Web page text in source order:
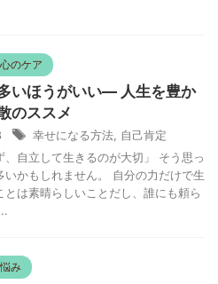
のケア
いほうがいい— 人生を豊か
のススメ
幸せになる方法 自己肯定
、自立して生きるのが大切」 そう思っ
いかもしれません。 自分の力だけで生
とは素晴らしいことだし、誰にも頼ら
み